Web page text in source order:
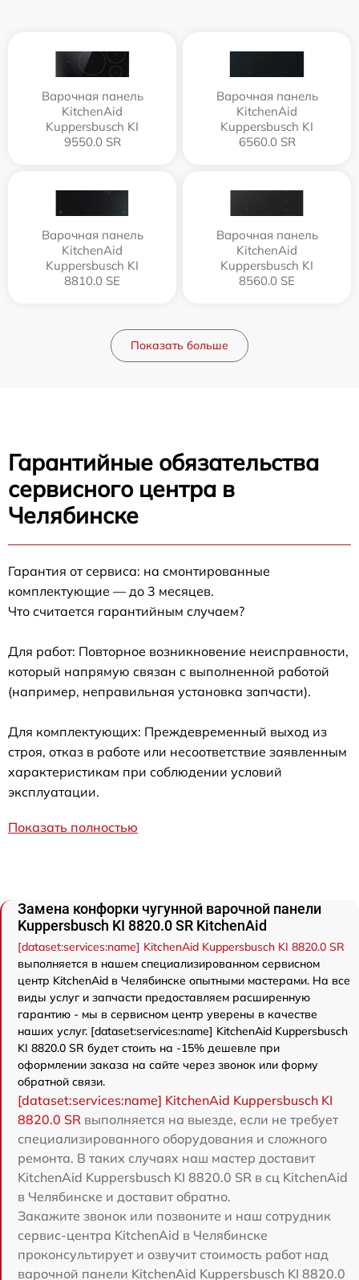
Варочная панель
KitchenAid
Kuppersbusch KI
9550.0 SR
Варочная панель
KitchenAid
Kuppersbusch KI
6560.0 SR
Варочная панель
KitchenAid
Kuppersbusch KI
8810.0 SE
Варочная панель
KitchenAid
Kuppersbusch KI
8560.0 SE
Показать больше
Гарантийные обязательства
сервисного центра в
Челябинске
Гарантия от сервиса: на смонтированные
комплектующие — до 3 месяцев.
Что считается гарантийным случаем?
Для работ: Повторное возникновение неисправности,
который напрямую связан с выполненной работой
(например, неправильная установка запчасти).
Для комплектующих: Преждевременный выход из
строя, отказ в работе или несоответствие заявленным
характеристикам при соблюдении условий
эксплуатации.
Показать полностью
Замена конфорки чугунной варочной панели
Kuppersbusch KI 8820.0 SR KitchenAid
[dataset:services:name] KitchenAid Kuppersbusch KI 8820.0 SR
выполняется в нашем специализированном сервисном
центр KitchenAid в Челябинске опытными мастерами. На все
виды услуг и запчасти предоставляем расширенную
гарантию - мы в сервисном центр уверены в качестве
наших услуг. [dataset:services:name] KitchenAid Kuppersbusch
KI 8820.0 SR будет стоить на -15% дешевле при
оформлении заказа на сайте через звонок или форму
обратной связи.
[dataset:services:name] KitchenAid Kuppersbusch KI
8820.0 SR выполняется на выезде, если не требует
специализированного оборудования и сложного
ремонта. В таких случаях наш мастер доставит
KitchenAid Kuppersbusch KI 8820.0 SR в сц KitchenAid
в Челябинске и доставит обратно.
Закажите звонок или позвоните и наш сотрудник
сервис-центра KitchenAid в Челябинске
проконсультирует и озвучит стоимость работ над
варочной панели KitchenAid Kuppersbusch KI 8820.0